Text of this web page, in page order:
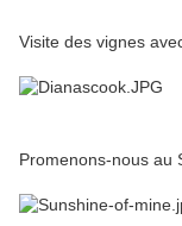
Visite des vignes
Promenons-nous au